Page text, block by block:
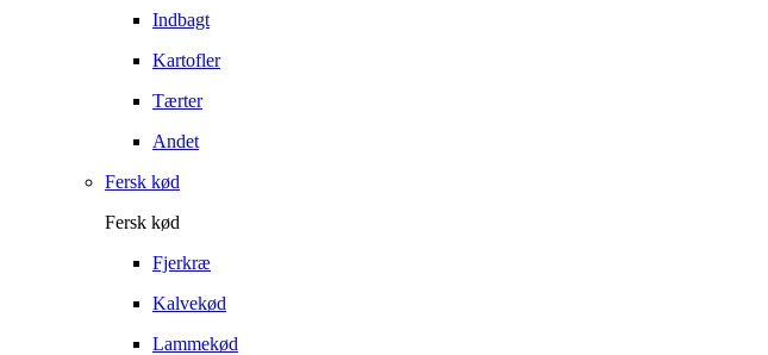
Indbagt
Kartofler
Tærter
Andet
Fersk kød
Fersk kød
Fjerkræ
Kalvekød
Lammekød